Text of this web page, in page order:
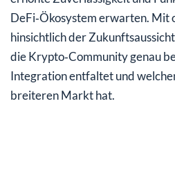
DeFi‑Ökosystem erwarten. Mit
hinsichtlich der
die Krypto‑Community genau
Integration entfaltet und
breiteren Markt hat.